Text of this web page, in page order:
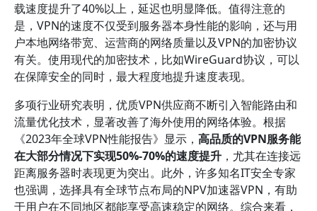
载速度提升了40%以上，延迟也明显降低。值得注意的
是，VPN的速度不仅受到服务器本身性能的影响，还与用
户本地网络带宽、运营商的网络质量以及VPN的加密协议
有关。使用现代的加密技术，比如WireGuard协议，可以
在保障安全的同时，最大程度地提升速度表现。
多项行业研究表明，优质VPN供应商不断引入智能路由和
流量优化技术，显著改善了海外使用的网络体验。根据
《2023年全球VPN性能报告》显示， 高品质的VPN服务能
在大部分情况下实现50%-70%的速度提升 ，尤其在连接远
距离服务器时表现更为突出。此外，许多知名IT安全专家
也强调，选择具有全球节点布局的NPV加速器VPN，有助
于用户在不同地区都能享受高速稳定的网络。综合来看，